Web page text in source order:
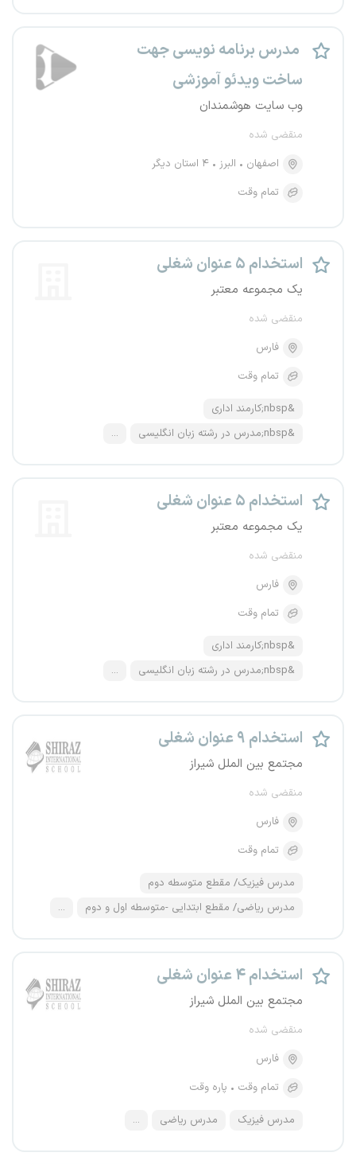
مدرس برنامه نویسی جهت
ساخت ویدئو آموزشی
وب سایت هوشمندان
منقضی شده
اصفهان
البرز
۴ استان دیگر
تمام وقت
استخدام ۵ عنوان شغلی
یک مجموعه معتبر
منقضی شده
فارس
تمام وقت
&nbsp;کارمند اداری
&nbsp;مدرس در رشته زبان انگلیسی
...
استخدام ۵ عنوان شغلی
یک مجموعه معتبر
منقضی شده
فارس
تمام وقت
&nbsp;کارمند اداری
&nbsp;مدرس در رشته زبان انگلیسی
...
استخدام ۹ عنوان شغلی
مجتمع بین الملل شیراز
منقضی شده
فارس
تمام وقت
مدرس فیزیک/ مقطع متوسطه دوم
مدرس ریاضی/ مقطع ابتدایی -متوسطه اول و دوم
...
استخدام ۴ عنوان شغلی
مجتمع بین الملل شیراز
منقضی شده
فارس
تمام وقت
پاره وقت
مدرس فیزیک مدرس ریاضی ...